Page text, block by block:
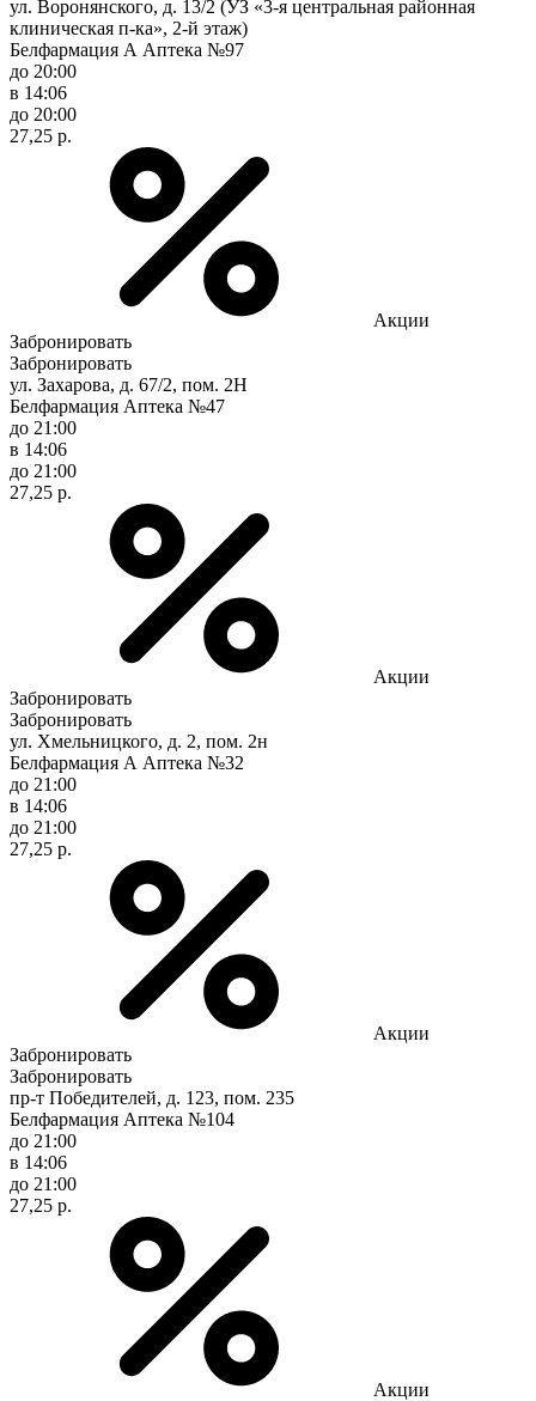
ул. Воронянского, д. 13/2 (УЗ «3-я центральная районная
клиническая п-ка», 2-й этаж)
Белфармация А Аптека №97
до 20:00
в 14:06
до 20:00
27,25 р.
Акции
Забронировать
Забронировать
ул. Захарова, д. 67/2, пом. 2Н
Белфармация Аптека №47
до 21:00
в 14:06
до 21:00
27,25 р.
Акции
Забронировать
Забронировать
ул. Хмельницкого, д. 2, пом. 2н
Белфармация А Аптека №32
до 21:00
в 14:06
до 21:00
27,25 р.
Акции
Забронировать
Забронировать
пр-т Победителей, д. 123, пом. 235
Белфармация Аптека №104
до 21:00
в 14:06
до 21:00
27,25 р.
Акции